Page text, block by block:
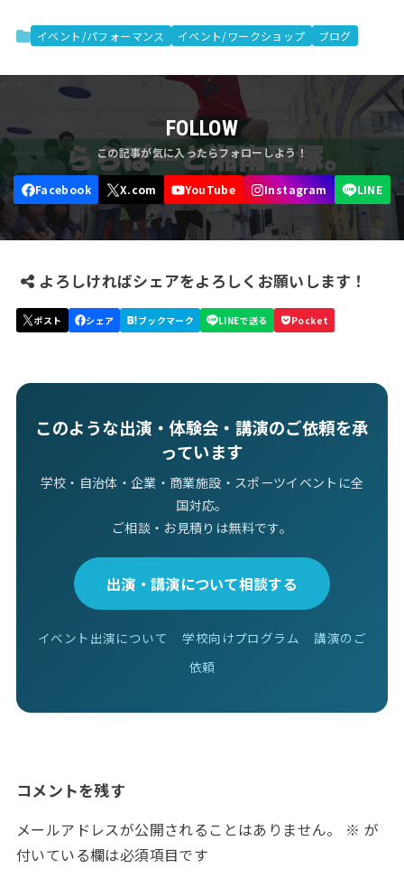
イベント/パフォーマンス イベント/ワークショップ ブログ
FOLLOW
よろしければシェアをよろしくお願いします！
このような出演・体験会・講演のご依頼を承
っています
学校・自治体・企業・商業施設・スポーツイベントに全
国対応。
ご相談・お見積りは無料です。
出演・講演について相談する
イベント出演について 学校向けプログラム
講演のご
依頼
コメントを残す
メールアドレスが公開されることはありません。 ※ が
付いている欄は必須項目です